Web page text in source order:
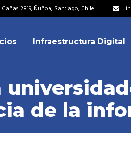
2819, Ñuñoa, Santiago, Chile.
Miembros
Acuerdos de Colaboración
Infraestructura Digital
Miembros
Directorio
Equipo
de la